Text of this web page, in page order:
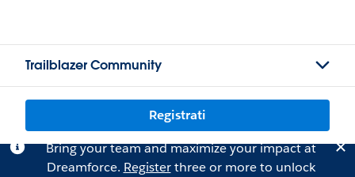
Trailblazer Community
Registrati
Bring your team and maximize your impact at
Dreamforce. Registerthree or more to unlock